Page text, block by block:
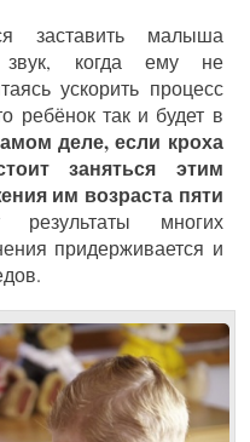
заставить малыша
звук, когда ему не
ускорить процесс
ребёнок так и будет в
деле, если кроха
заняться этим
им возраста пяти
многих
придерживается и